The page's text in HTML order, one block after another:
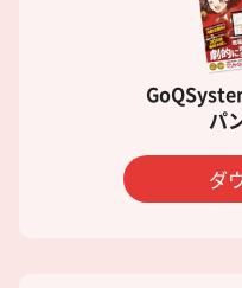
パ
ダ